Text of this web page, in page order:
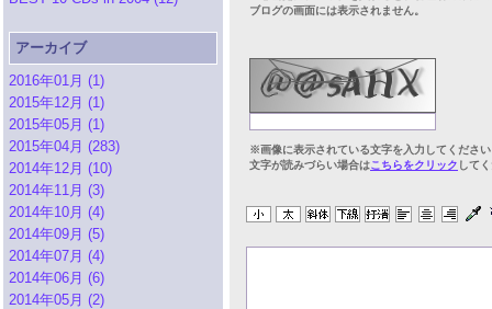
アーカイブ
2016年01月 (1)
2015年12月 (1)
2015年05月 (1)
2015年04月 (283)
2014年12月 (10)
2014年11月 (3)
2014年10月 (4)
2014年09月 (5)
2014年07月 (4)
2014年06月 (6)
2014年05月 (2)
ブログの画面には表示されません。
※画像に表示されている文字を入力してくださ
文字が読みづらい場合はこちらをクリック して